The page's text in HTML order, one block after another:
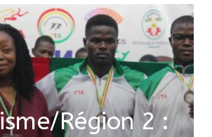
Région 2 :